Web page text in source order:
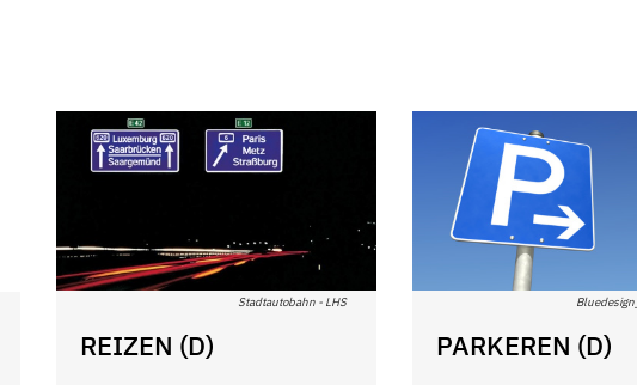
Stadtautobahn - LHS
REIZEN (D) PARKEREN (D)